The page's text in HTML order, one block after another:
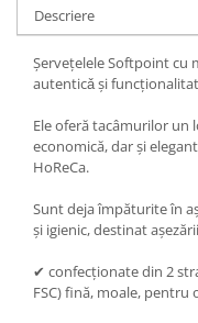
Descriere
Șervețelele Softpoint cu
autenticǎ și
Ele oferă tacâmurilor un
economică, dar și
HoReCa.
Sunt deja împăturite în
și igienic, destinat
✔ confecționate din 2
FSC) fină, moale,